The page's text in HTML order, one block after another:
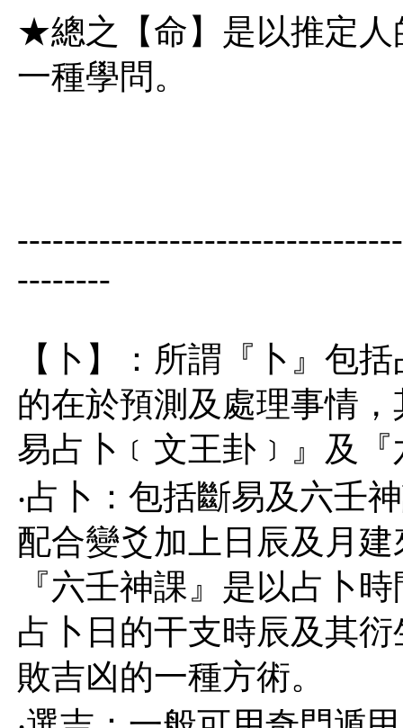
★總之【命】是以推定人
一種學問。
--------
【卜】：所謂『卜』包
的在於預測及處理事情
易占卜﹝文王卦﹞』及
‧占卜：包括斷易及六壬
配合變爻加上日辰及月
『六壬神課』是以占卜
占卜日的干支時辰及其
敗吉凶的一種方術。